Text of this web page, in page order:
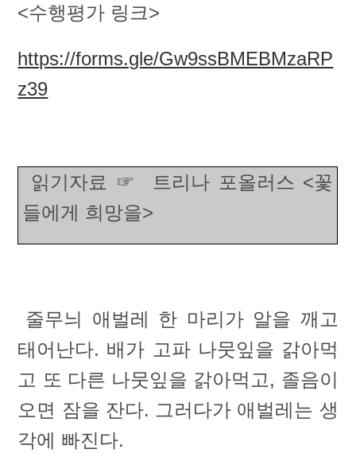
<수행평가 링크>
https://forms.gle/Gw9ssBMEBMzaRP
z39
읽기자료 ☞
트리나 포올러스 <꽃
들에게 희망을>
줄무늬 애벌레 한 마리가 알을 깨고
태어난다. 배가 고파 나뭇잎을 갉아먹
고 또 다른 나뭇잎을 갉아먹고, 졸음이
오면 잠을 잔다. 그러다가 애벌레는 생
각에 빠진다.